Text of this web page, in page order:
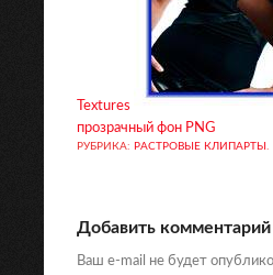
Textures
прозрачный фон PNG
РУБРИКА: РАСТРОВЫЕ КЛИПАРТЫ
Добавить комментарий
Ваш e-mail не будет